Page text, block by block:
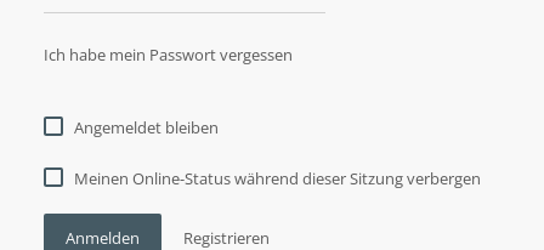
Ich habe mein Passwort vergessen
Angemeldet bleiben
Meinen Online-Status während dieser Sitzung verbergen
Anmelden Registrieren